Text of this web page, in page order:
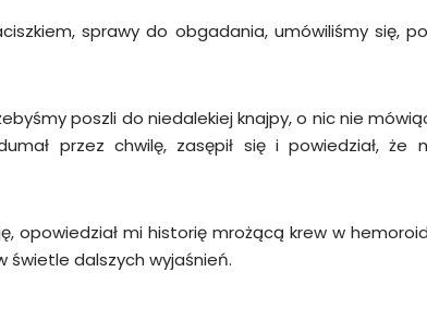
sprawy do obgadania, umówiliśmy się,
poszli do niedalekiej knajpy, o nic nie
przez chwilę, zasępił się i powiedział, że
opowiedział mi historię mrożącą krew w
świetle dalszych wyjaśnień.